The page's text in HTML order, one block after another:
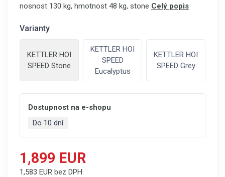
nosnost 130 kg, hmotnost 48 kg, stone Celý popis
Varianty
KETTLER HOI
SPEED Stone
KETTLER HOI
SPEED
Eucalyptus
KETTLER HOI
SPEED Grey
Dostupnost na e-shopu
Do 10 dní
1,899 EUR
1,583 EUR bez DPH